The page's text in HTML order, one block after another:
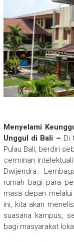
Menyelami
Unggul di Bali – Di
Pulau Bali, berdiri
cerminan
Dwijendra.
rumah bagi para
masa depan
ini, kita akan
suasana kampus,
bagi masyarakat